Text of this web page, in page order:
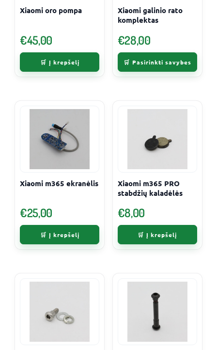
Xiaomi oro pompa
€45,00
Į krepšelį
Xiaomi galinio rato
komplektas
€28,00
Pasirinkti savybes
The
options
may
be
chosen
on
Xiaomi m365 ekranėlis
€25,00
Į krepšelį
Xiaomi m365 PRO
stabdžių kaladėlės
€8,00
Į krepšelį